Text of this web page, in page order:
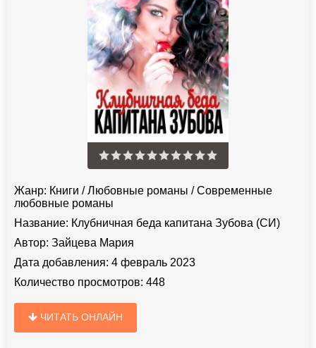
Жанр: Книги /Любовные романы /Современные
любовные романы
Название: Клубничная беда капитана Зубова (СИ)
Автор: Зайцева Мария
Дата добавления: 4 февраль 2023
Количество просмотров: 448
ЧИТАТЬ ОНЛАЙН